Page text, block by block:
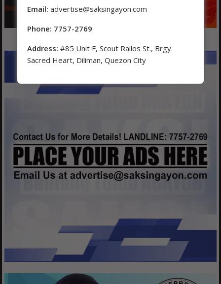
Email: advertise@saksingayon.com
Phone: 7757-2769
Address: #85 Unit F, Scout Rallos St., Brgy.
Sacred Heart, Diliman, Quezon City